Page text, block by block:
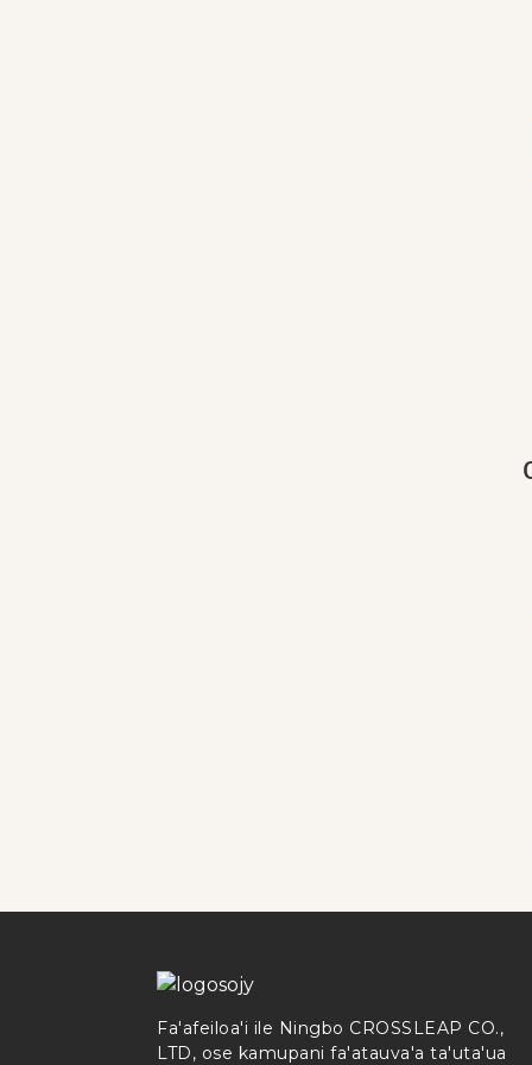
Fa'afeiloa'i ile Ningbo CROSSLEAP CO.,
LTD, ose kamupani fa'atauva'a ta'uta'ua